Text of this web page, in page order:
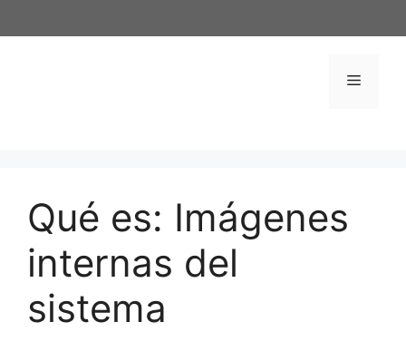
al
Menú
Qué es: Imágenes
internas del
sistema